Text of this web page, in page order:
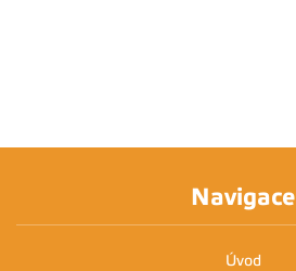
Navigace
Úvod